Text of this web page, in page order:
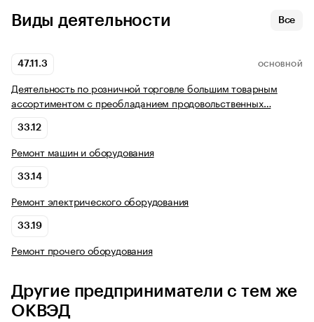
Виды деятельности Все
47.11.3 ОСНОВНОЙ
Деятельность по розничной торговле большим товарным
ассортиментом с преобладанием продовольственных…
33.12
Ремонт машин и оборудования
33.14
Ремонт электрического оборудования
33.19
Ремонт прочего оборудования
Другие предприниматели с тем же
ОКВЭД